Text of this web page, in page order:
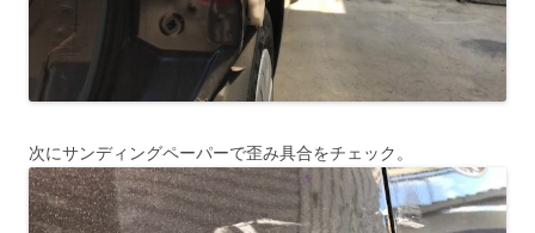
次にサンディングペーパーで歪み具合をチェック。